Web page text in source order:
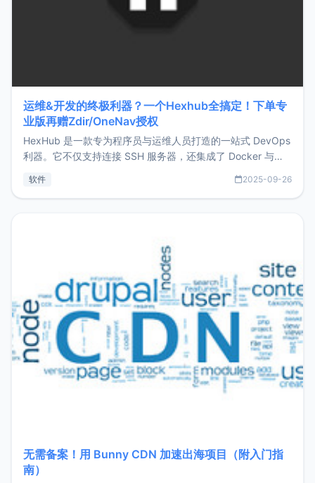
运维&开发的终极利器？一个Hexhub全搞定！下单专
业版再赠Zdir/OneNav授权
HexHub 是一款专为程序员与运维人员打造的一站式 DevOps
利器。它不仅支持连接 SSH 服务器，还集成了 Docker 与常
件间频繁切换，仅凭 HexHub 即可同时搞定运维与数据库操
软件 2025-09-26
无需备案！用 Bunny CDN 加速出海项目（附入门指
南）